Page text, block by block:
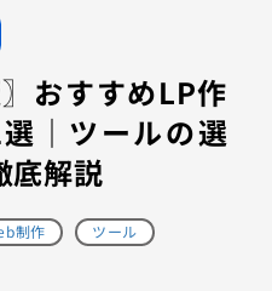
おすすめLP作
｜ツールの選
底解説
制作
ツール